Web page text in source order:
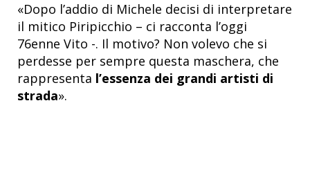
«Dopo l’addio di Michele decisi di interpretare
il mitico Piripicchio – ci racconta l’oggi
76enne Vito -. Il motivo? Non volevo che si
perdesse per sempre questa maschera, che
rappresenta l’essenza dei grandi artisti di
strada».